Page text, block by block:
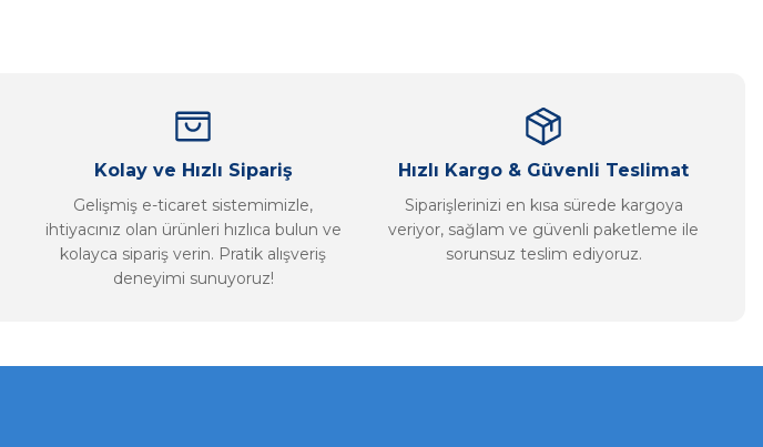
Kolay ve Hızlı Sipariş
Gelişmiş e-ticaret sistemimizle,
ihtiyacınız olan ürünleri hızlıca bulun ve
kolayca sipariş verin. Pratik alışveriş
deneyimi sunuyoruz!
Hızlı Kargo & Güvenli Teslimat
Siparişlerinizi en kısa sürede kargoya
veriyor, sağlam ve güvenli paketleme ile
sorunsuz teslim ediyoruz.